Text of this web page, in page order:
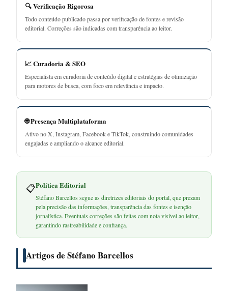
🔍 Verificação Rigorosa
Todo conteúdo publicado passa por verificação de fontes e revisão
editorial. Correções são indicadas com transparência ao leitor.
📈 Curadoria & SEO
Especialista em curadoria de conteúdo digital e estratégias de otimização
para motores de busca, com foco em relevância e impacto.
🌐 Presença Multiplataforma
Ativo no X, Instagram, Facebook e TikTok, construindo comunidades
engajadas e ampliando o alcance editorial.
📋Política Editorial
Stéfano Barcellos segue as diretrizes editoriais do portal, que prezam
pela precisão das informações, transparência das fontes e isenção
jornalística. Eventuais correções são feitas com nota visível ao leitor,
garantindo rastreabilidade e confiança.
Artigos de Stéfano Barcellos